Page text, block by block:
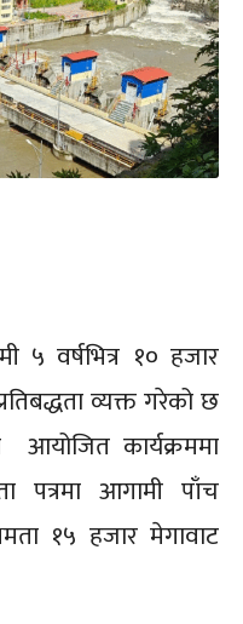
५ वर्षभित्र १० हजार
व्यक्त गरेको छ
आयोजित कार्यक्रममा
पत्रमा आगामी पाँच
१५ हजार मेगावाट